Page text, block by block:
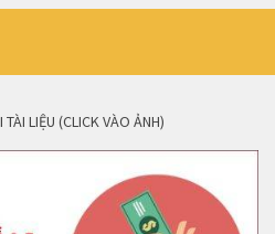
LIỆU (CLICK VÀO ẢNH)